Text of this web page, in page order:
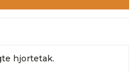
hjortetak.